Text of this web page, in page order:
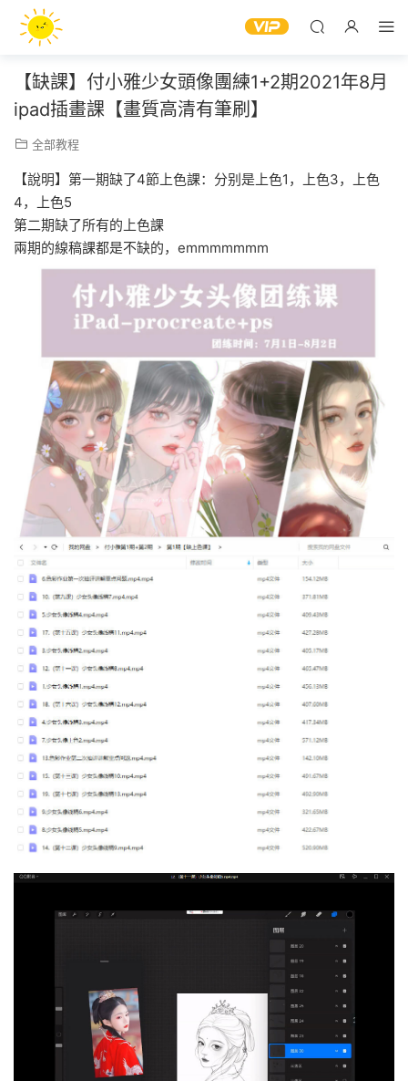
【缺課】付小雅少女頭像團練1+2期2021年8月
ipad插畫課【畫質高清有筆刷】
全部教程
【說明】第一期缺了4節上色課：分别是上色1，上色3，上色
4，上色5
第二期缺了所有的上色課
兩期的線稿課都是不缺的，emmmmmmm